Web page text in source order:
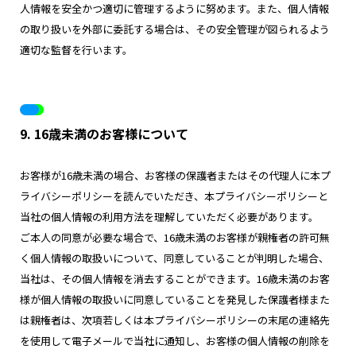
人情報を安全かつ適切に管理するように努めます。また、個人情報
の取り扱いを外部に委託する場合は、その安全管理が図られるよう
適切な監督を行います。
9. 16歳未満のお客様について
お客様が16歳未満の場合、お客様の保護者またはその代理人に本プ
ライバシーポリシーを読んでいただき、本プライバシーポリシーと
当社の個人情報の利用方法を理解していただく必要があります。
ご本人の同意が必要な場合で、16歳未満のお客様が親権者の許可無
く個人情報の取扱いについて、同意していることが判明した場合、
当社は、その個人情報を消去することができます。16歳未満のお客
様が個人情報の取扱いに同意していることを発見した保護者様また
は親権者は、次項若しくは本プライバシーポリシーの末尾の連絡先
を使用して電子メールで当社に通知し、お客様の個人情報の削除を